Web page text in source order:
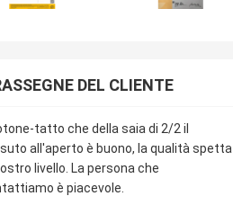
DEL CLIENTE
tatto che della saia di 2/2 il
all'aperto è buono, la qualità spetta
livello. La persona che
è piacevole.